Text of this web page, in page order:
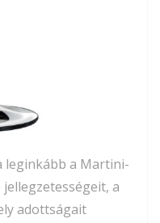
leginkább a Martini-
a
adottságait